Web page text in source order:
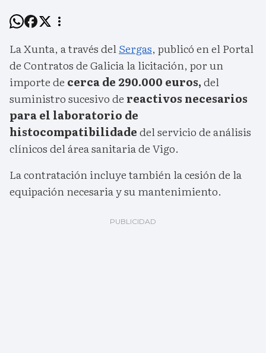
La Xunta, a través delSergas, publicó en el Portal
de Contratos de Galicia la licitación, por un
importe de cerca de 290.000 euros,del
suministro sucesivo de reactivos necesarios
para el laboratorio de
histocompatibilidadedel servicio de análisis
clínicos del área sanitaria de Vigo.
La contratación incluye también la cesión de la
equipación necesaria y su mantenimiento.